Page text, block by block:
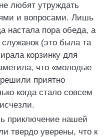
любят утруждать
и вопросами. Лишь
настала пора обеда, а
(это была та
корзинку для
что «молодые
приятно
когда стало совсем
приключение нашей
твердо уверены, что к